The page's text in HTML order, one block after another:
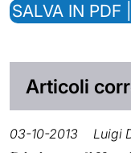
SALVA IN PDF
Articoli
03-10-2013 Luigi